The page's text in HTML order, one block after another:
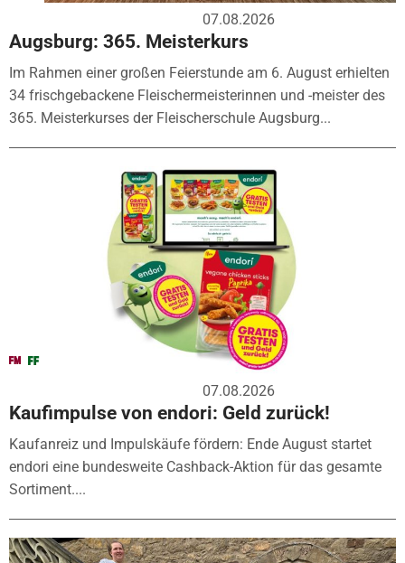
07.08.2026
Augsburg: 365. Meisterkurs
Im Rahmen einer großen Feierstunde am 6. August erhielten
34 frischgebackene Fleischermeisterinnen und -meister des
365. Meisterkurses der Fleischerschule Augsburg...
07.08.2026
Kaufimpulse von endori: Geld zurück!
Kaufanreiz und Impulskäufe fördern: Ende August startet
endori eine bundesweite Cashback-Aktion für das gesamte
Sortiment....